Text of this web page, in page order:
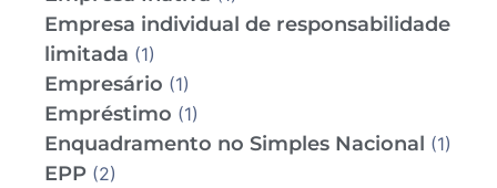
Empresa individual de responsabilidade
limitada (1)
Empresário (1)
Empréstimo (1)
Enquadramento no Simples Nacional (1)
EPP (2)